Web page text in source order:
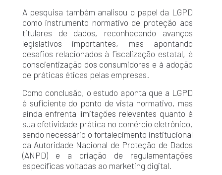
A pesquisa também analisou o papel da LGPD
como instrumento normativo de proteção aos
titulares de dados, reconhecendo avanços
legislativos importantes, mas apontando
desafios relacionados à fiscalização estatal, à
conscientização dos consumidores e à adoção
de práticas éticas pelas empresas.
Como conclusão, o estudo aponta que a LGPD
é suficiente do ponto de vista normativo, mas
ainda enfrenta limitações relevantes quanto à
sua efetividade prática no comércio eletrônico,
sendo necessário o fortalecimento institucional
da Autoridade Nacional de Proteção de Dados
(ANPD) e a criação de regulamentações
específicas voltadas ao marketing digital.